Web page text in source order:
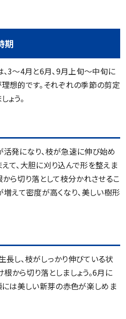
期
3～4月と6月、9月上旬～中旬に
想的です。それぞれの季節の剪定
ょう。
発になり、枝が急速に伸び始め
て、大胆に刈り込んで形を整えま
から切り落として枝分かれさせるこ
増えて密度が高くなり、美しい樹形
し、枝がしっかり伸びている状
から切り落としましょう。6月に
には美しい新芽の赤色が楽しめま